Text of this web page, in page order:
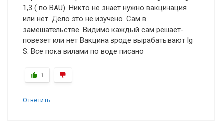
1,3 ( по BAU). Никто не знает нужно вакцинация
или нет. Дело это не изучено. Сам в
замешательстве. Видимо каждый сам решает-
повезет или нет Вакцина вроде вырабатывают lg
S. Все пока вилами по воде писано
1
Ответить